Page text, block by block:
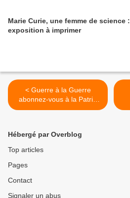
Marie Curie, une femme de science :
exposition à imprimer
< Guerre à la Guerre
abonnez-vous à la Patrie
Humaine
Hébergé par Overblog
Top articles
Pages
Contact
Signaler un abus